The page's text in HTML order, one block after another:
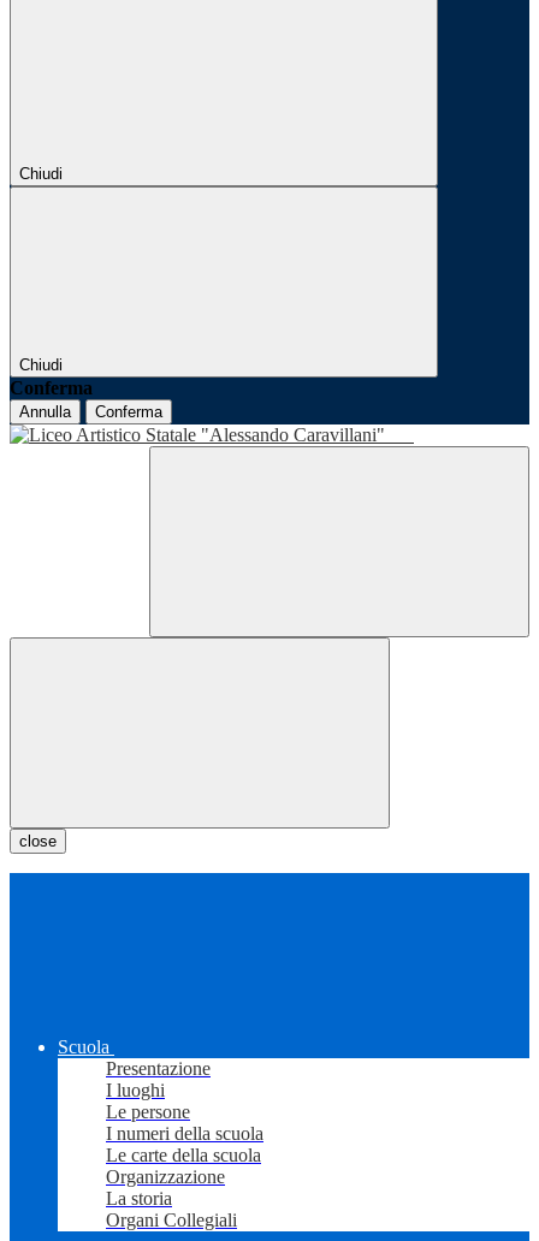
Chiudi
Chiudi
Conferma
Annulla Conferma
close
Scuola
Presentazione
I luoghi
Le persone
I numeri della scuola
Le carte della scuola
Organizzazione
La storia
Organi Collegiali